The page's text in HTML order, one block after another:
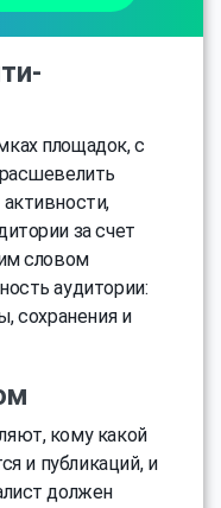
площадок, с
за счет
словом
аудитории:
сохранения и
кому какой
и публикаций, и
должен